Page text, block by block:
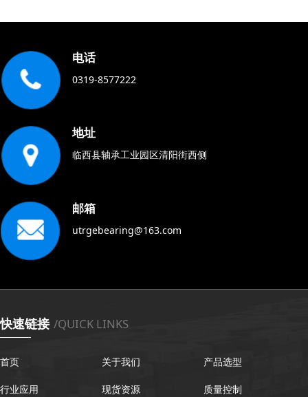
电话
0319-8577222
地址
临西县轴承工业园区清阳街西侧
邮箱
utrgebearing@163.com
快速链接 /QUICK LINKS
首页 关于我们 产品选型
行业应用 现货资源 质量控制